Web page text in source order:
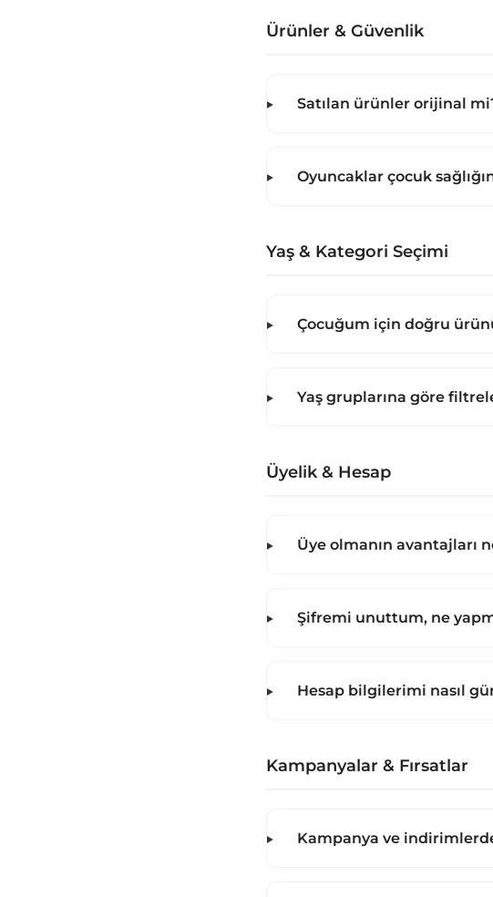
Ürünler & Güvenlik
Satılan ürünler orijinal
Oyuncaklar çocuk
Yaş & Kategori Seçimi
Çocuğum için doğru
Yaş gruplarına göre
Üyelik & Hesap
Üye olmanın avantajları
Şifremi unuttum, ne
Hesap bilgilerimi nasıl
Kampanyalar & Fırsatlar
Kampanya ve